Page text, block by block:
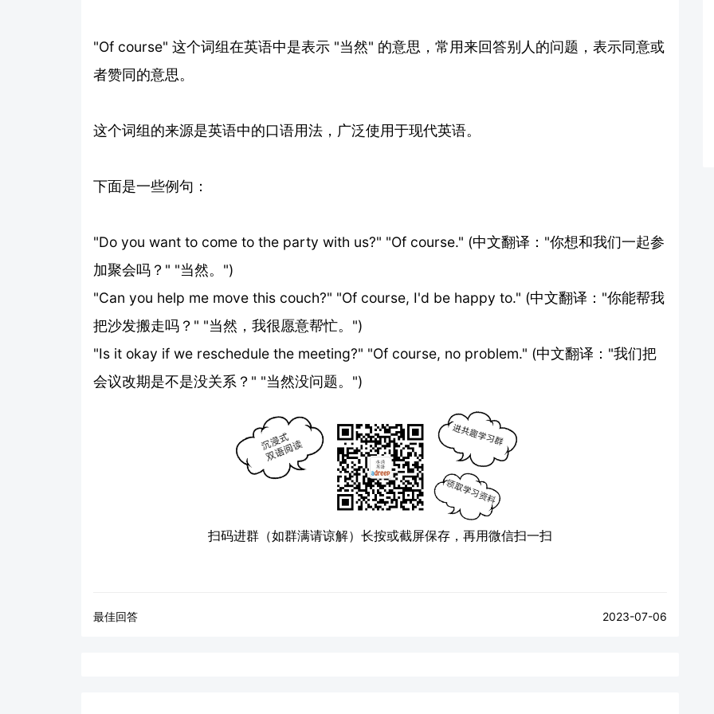
"Of course" 这个词组在英语中是表示 "当然" 的意思，常用来回答别人的问题，表示同意或
者赞同的意思。
这个词组的来源是英语中的口语用法，广泛使用于现代英语。
下面是一些例句：
"Do you want to come to the party with us?" "Of course." (中文翻译："你想和我们一起参
加聚会吗？" "当然。")
"Can you help me move this couch?" "Of course, I'd be happy to." (中文翻译："你能帮我
把沙发搬走吗？" "当然，我很愿意帮忙。")
"Is it okay if we reschedule the meeting?" "Of course, no problem." (中文翻译："我们把
会议改期是不是没关系？" "当然没问题。")
扫码进群（如群满请谅解） 长按或截屏保存，再用微信扫一扫
最佳回答 2023-07-06